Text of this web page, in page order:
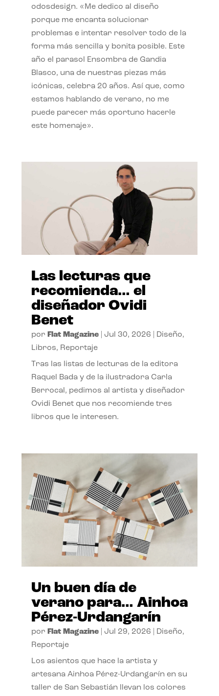
odosdesign. «Me dedico al diseño
porque me encanta solucionar
problemas e intentar resolver todo de la
forma más sencilla y bonita posible. Este
año el parasol Ensombra de Gandia
Blasco, una de nuestras piezas más
icónicas, celebra 20 años. Así que, como
estamos hablando de verano, no me
puede parecer más oportuno hacerle
este homenaje».
Las lecturas que
recomienda… el
diseñador Ovidi
Benet
por Flat Magazine| Jul 30, 2026 Diseño,
Libros, Reportaje
Tras las listas de lecturas de la editora
Raquel Bada y de la ilustradora Carla
Berrocal, pedimos al artista y diseñador
Ovidi Benet que nos recomiende tres
libros que le interesen.
Un buen día de
verano para… Ainhoa
Pérez-Urdangarín
por Flat Magazine| Jul 29, 2026 Diseño,
Reportaje
Los asientos que hace la artista y
artesana Ainhoa Pérez-Urdangarín en su
taller de San Sebastián llevan los colores